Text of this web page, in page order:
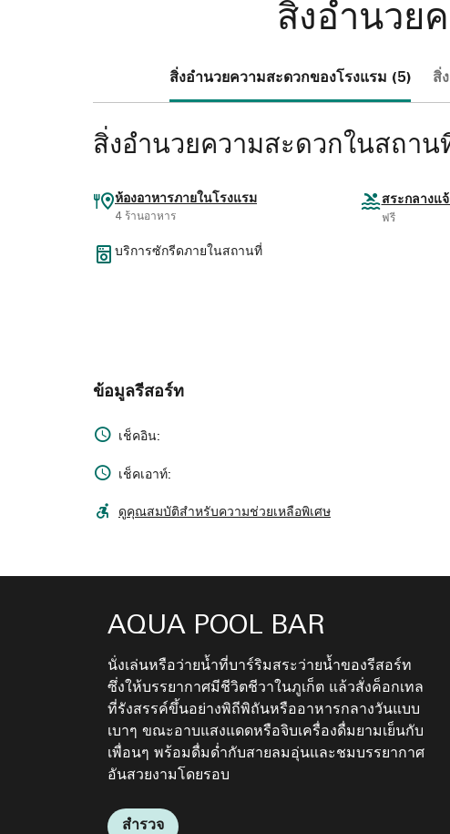
สิ่งอำนวย
สิ่งอำนวยความสะดวกของโรงแรม (5) สิ่
สิ่งอำนวยความสะดวกในสถาน
ห้องอาหารภายในโรงแรม
4 ร้านอาหาร
สระกลางแ
ฟรี
บริการซักรีดภายในสถานที่
ข้อมูลรีสอร์ท
เช็คอิน:
เช็คเอาท์:
ดูคุณสมบัติสำหรับความช่วยเหลือพิเศษ
AQUA POOL BAR
นั่งเล่นหรือว่ายน้ำที่บาร์ริมสระว่ายน้ำของรีสอร์ท
ซึ่งให้บรรยากาศมีชีวิตชีวาในภูเก็ต แล้วสั่งค็อกเทล
ที่รังสรรค์ขึ้นอย่างพิถีพิถันหรืออาหารกลางวันแบบ
เบาๆ ขณะอาบแสงแดดหรือจิบเครื่องดื่มยามเย็นกับ
เพื่อนๆ พร้อมดื่มด่ำกับสายลมอุ่นและชมบรรยากาศ
อันสวยงามโดยรอบ
สำรวจ
ZEST
เติมพลังที่ Zest ก่อนออกไปเที่ยวรอบหาดไม้ขาว
ลิ้มรสอาหารฟิวชันตะวันออกและตะวันตกได้ทุก
เวลาตลอดวันที่ร้านอาหารบรรยากาศสบายๆ ใน
รีสอร์ทของเราที่ภูเก็ต
สำรวจ
DELIGHTS NOODLE BAR
บาร์ก๋วยเตี๋ยวแบบไทยและจีนแท้ๆ ให้บริการอาหาร
รสชาติแบบดั้งเดิมซึ่งเป็นมรดกตกทอดด้านอาหารที่
สืบทอดกันมายาวนาน
สำรวจ
IN-ROOM DINING
ชิมอาหารรสเลิศคุณภาพระดับภัตตาคารได้สบายๆ
ด้วยบริการรูมเซอร์วิสในอพาร์ทเมนท์ใกล้หาดไม้
คุณตลอด 24 ชั่วโมง